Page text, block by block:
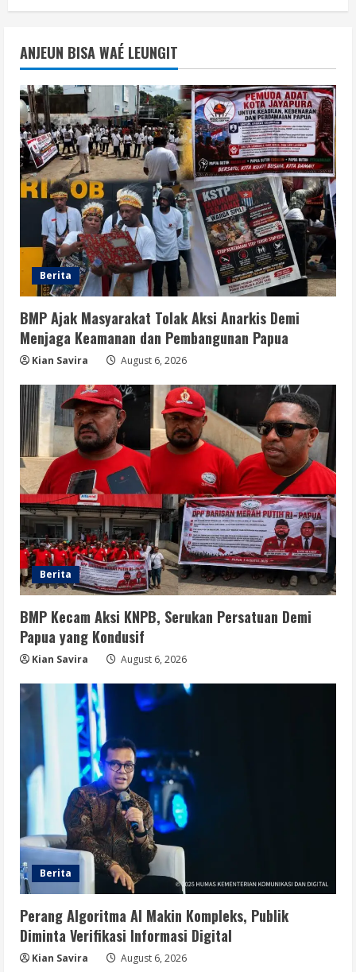
2
BMP Kecam Aksi KNPB, Serukan
Persatuan Demi Papua yang Kondusif
August 6, 2026
3
Berita
Perang Algoritma AI Makin Kompleks,
Publik Diminta Verifikasi Informasi
Digital
August 6, 2026
4
Berita
Pemerintah Perkuat Ekosistem Media
Digital Nasional Hadapi Perang
Algoritma AI
August 6, 2026
5
Opini
Menjawab Perang Algoritma AI dengan
Etika, Verifikasi, dan Media Tepercaya
August 6, 2026
ANJEUN BISA WAÉ LEUNGIT
Berita
BMP Ajak Masyarakat Tolak Aksi Anarkis Demi
Menjaga Keamanan dan Pembangunan Papua
Kian Savira August 6, 2026
Berita
BMP Kecam Aksi KNPB, Serukan Persatuan Demi
Papua yang Kondusif
Kian Savira August 6, 2026
Berita
Perang Algoritma AI Makin Kompleks, Publik
Diminta Verifikasi Informasi Digital
Kian Savira August 6, 2026